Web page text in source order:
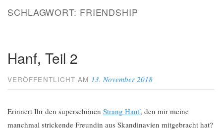
SCHLAGWORT: FRIENDSHIP
Hanf, Teil 2
VERÖFFENTLICHT AM 13. November 2018
Erinnert Ihr den superschönen Strang Hanf, den mir meine
manchmal strickende Freundin aus Skandinavien mitgebracht hat?